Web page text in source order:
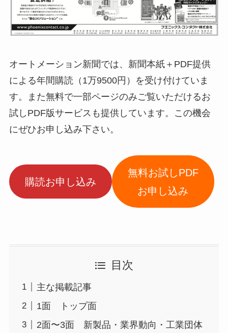
オートメーション新聞では、新聞本紙＋PDF提供
による年間購読（1万9500円）を受け付けていま
す。また無料で一部ページのみご覧いただけるお
試しPDF版サービスも提供しています。この機会
にぜひお申し込み下さい。
購読お申し込み
無料お試しPDF
お申し込み
目次
主な掲載記事
1面 トップ面
2面〜3面 新製品・業界動向・工業団体